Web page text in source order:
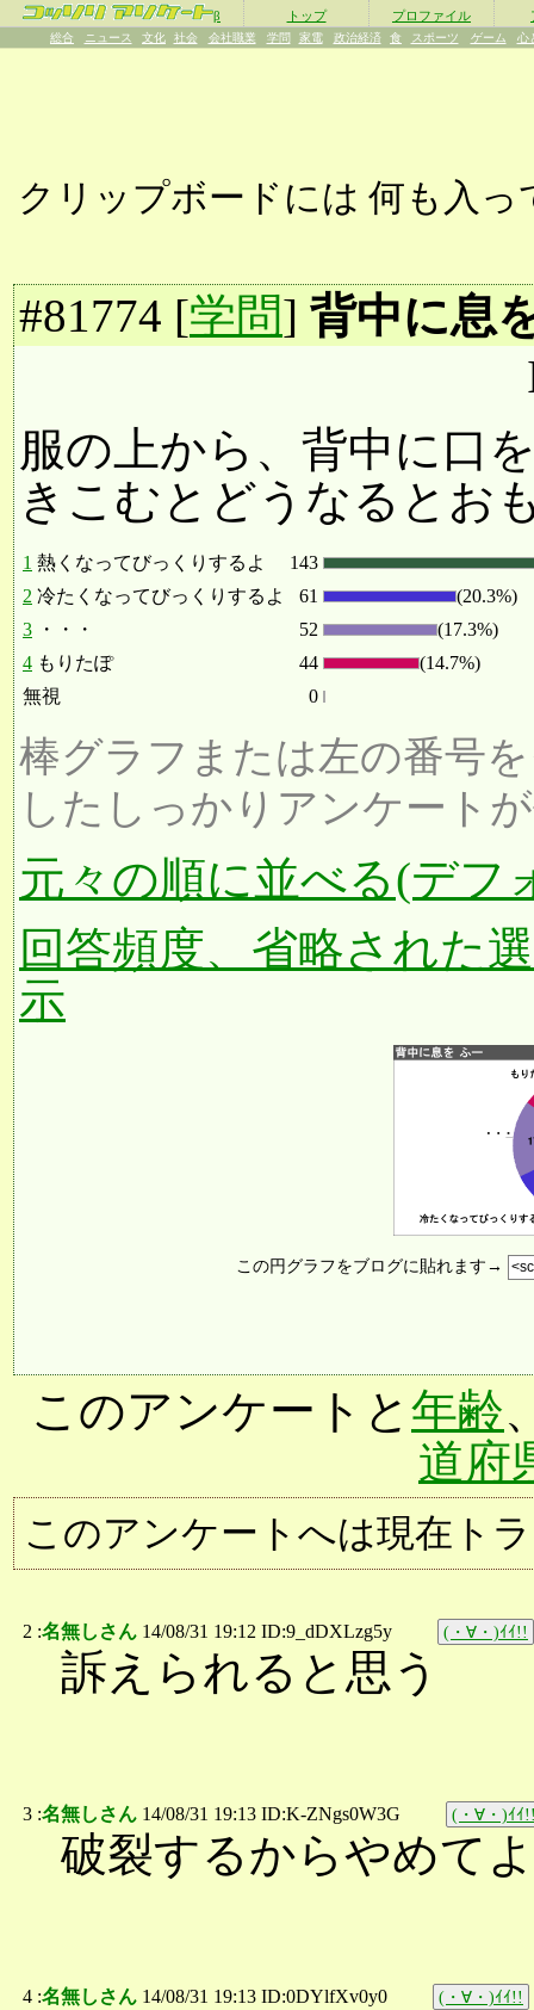
β トップ プロファイル
総合 ニュース 文化 社会 会社職業 学問 家電 政治経済 食 スポーツ ゲーム 心
クリップボードには 何も入っ
#81774 [学問] 背中に息
服の上から、背中に口
きこむとどうなるとお
1 熱くなってびっくりするよ
143
2 冷たくなってびっくりするよ 61
(20.3%)
3
・・・ 52
(17.3%)
4 もりたぽ 44
(14.7%)
無視
0
棒グラフまたは左の番号
したしっかりアンケート
元々の順に並べる(デフ
回答頻度、省略された
示
この円グラフをブログに貼れます→
このアンケートと 年齢
道府
このアンケートへは現在ト
2 :名無しさん 14/08/31 19:12 ID:9_dDXLzg5y (・∀・)ｲｲ!!
訴えられると思う
3 :名無しさん 14/08/31 19:13 ID:K-ZNgs0W3G (・∀・)ｲｲ
破裂するからやめて
4 :名無しさん 14/08/31 19:13 ID:0DYlfXv0y0 (・∀・)ｲｲ!!